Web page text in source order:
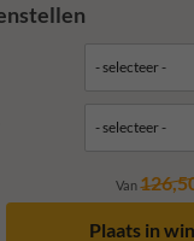
Van
Plaats in